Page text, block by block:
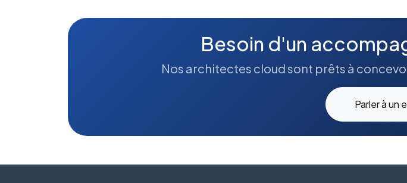
Besoin d'un
Nos architectes cloud sont prêts à
Parler à un